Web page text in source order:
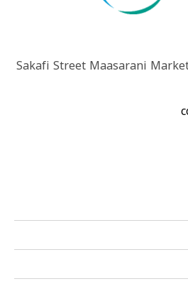
Sakafi Street Maasarani